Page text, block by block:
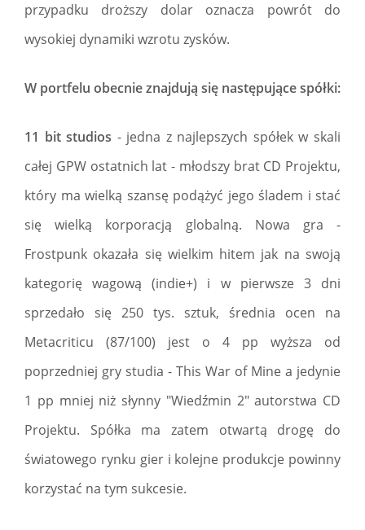
przypadku droższy dolar oznacza powrót do
wysokiej dynamiki wzrotu zysków.
W portfelu obecnie znajdują się następujące spółki:
11 bit studios - jedna z najlepszych spółek w skali
całej GPW ostatnich lat - młodszy brat CD Projektu,
który ma wielką szansę podążyć jego śladem i stać
się wielką korporacją globalną. Nowa gra -
Frostpunk okazała się wielkim hitem jak na swoją
kategorię wagową (indie+) i w pierwsze 3 dni
sprzedało się 250 tys. sztuk, średnia ocen na
Metacriticu (87/100) jest o 4 pp wyższa od
poprzedniej gry studia - This War of Mine a jedynie
1 pp mniej niż słynny "Wiedźmin 2" autorstwa CD
Projektu. Spółka ma zatem otwartą drogę do
światowego rynku gier i kolejne produkcje powinny
korzystać na tym sukcesie.